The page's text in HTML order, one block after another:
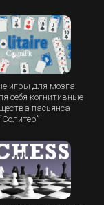
игры для мозга:
себя когнитивные
пасьянса
“Cолитер”